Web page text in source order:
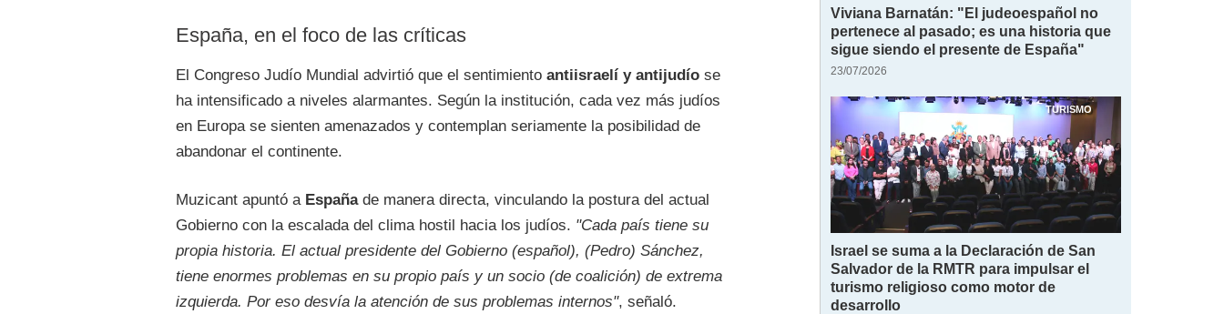
España, en el foco de las críticas
El Congreso Judío Mundial advirtió que el sentimientoantiisraelí y antijudío se
ha intensificado a niveles alarmantes. Según la institución, cada vez más judíos
en Europa se sienten amenazados y contemplan seriamente la posibilidad de
abandonar el continente.
Muzicant apuntó a Españade manera directa, vinculando la postura del actual
Gobierno con la escalada del clima hostil hacia los judíos. "Cada país tiene su
propia historia. El actual presidente del Gobierno (español), (Pedro) Sánchez,
tiene enormes problemas en su propio país y un socio (de coalición) de extrema
izquierda. Por eso desvía la atención de sus problemas internos", señaló.
Viviana Barnatán: "El judeoespañol no
pertenece al pasado; es una historia que
sigue siendo el presente de España"
23/07/2026
TURISMO
Israel se suma a la Declaración de San
Salvador de la RMTR para impulsar el
turismo religioso como motor de
desarrollo